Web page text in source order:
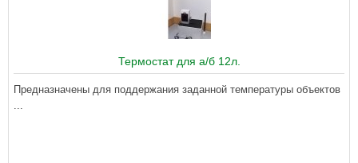
Термостат для а/б 12л.
Предназначены для поддержания заданной температуры объектов
...